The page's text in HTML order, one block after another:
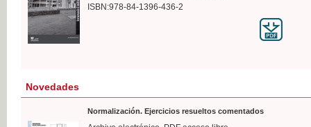
ISBN:978-84-1396-436-2
Novedades
Normalización. Ejercicios resueltos comentados